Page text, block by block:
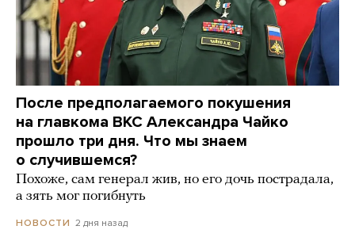
После предполагаемого покушения
на главкома ВКС Александра Чайко
прошло три дня. Что мы знаем
о случившемся?
Похоже, сам генерал жив, но его дочь пострадала,
а зять мог погибнуть
НОВОСТИ 2 дня назад